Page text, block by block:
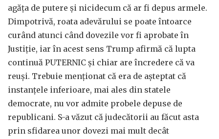
agăța de putere și nicidecum că ar fi depus armele.
Dimpotrivă, roata adevărului se poate întoarce
curând atunci când dovezile vor fi aprobate în
Justiție, iar în acest sens Trump afirmă că lupta
continuă PUTERNIC și chiar are încredere că va
reuși. Trebuie menționat că era de așteptat că
instanțele inferioare, mai ales din statele
democrate, nu vor admite probele depuse de
republicani. S-a văzut că judecătorii au făcut asta
prin sfidarea unor dovezi mai mult decât